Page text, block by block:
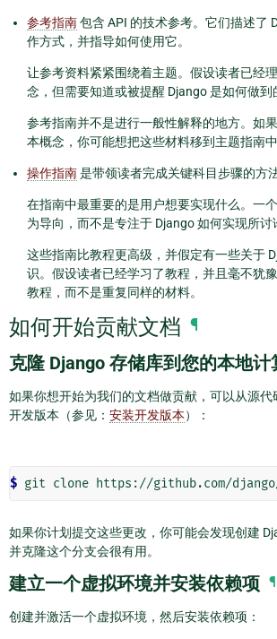
参考指南包含 API 的技术参考。它们描述了
作方式，并指导如何使用它。
让参考资料紧紧围绕着主题。假设读者已经
念，但需要知道或被提醒 Django 是如何做到
参考指南并不是进行一般性解释的地方。如
本概念，你可能想把这些材料移到主题指南中
操作指南是带领读者完成关键科目步骤的方法
在指南中最重要的是用户想要实现什么。一
为导向，而不是专注于 Django 如何实现所讨
这些指南比教程更高级，并假定有一些关于
识。假设读者已经学习了教程，并且毫不犹
教程，而不是重复同样的材料。
如何开始贡献文档 ¶
克隆 Django 存储库到您的本地计
如果你想开始为我们的文档做贡献，可以从源代
开发版本（参见： 安装开发版本）：
$ git clone
如果你计划提交这些更改，你可能会发现创建
并克隆这个分支会很有用。
建立一个虚拟环境并安装依赖项 ¶
创建并激活一个虚拟环境，然后安装依赖项：